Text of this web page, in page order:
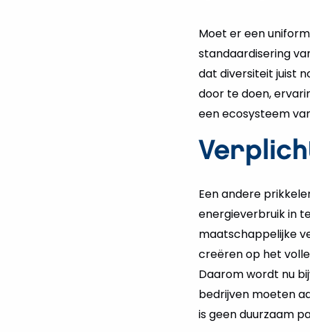
Moet er een
standaardisering
dat diversiteit juist
door te doen,
een ecosysteem
Een andere
energieverbruik in
maatschappelijke
creëren op het
Daarom wordt nu
bedrijven moeten
is geen duurzaam